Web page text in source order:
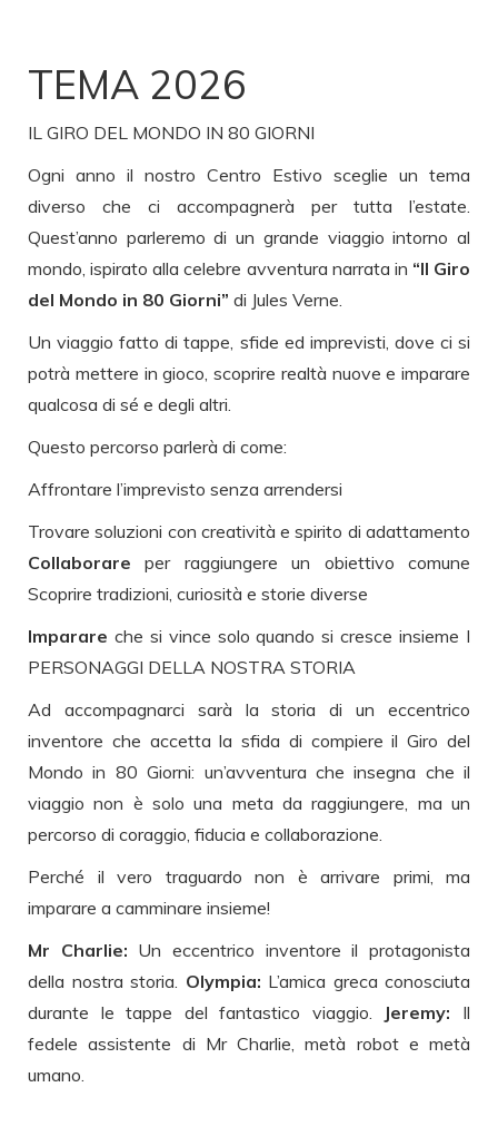
TEMA 2026
IL GIRO DEL MONDO IN 80 GIORNI
Ogni anno il nostro Centro Estivo sceglie un tema
diverso che ci accompagnerà per tutta l’estate.
Quest’anno parleremo di un grande viaggio intorno al
mondo, ispirato alla celebre avventura narrata in “Il Giro
del Mondo in 80 Giorni” di Jules Verne.
Un viaggio fatto di tappe, sfide ed imprevisti, dove ci si
potrà mettere in gioco, scoprire realtà nuove e imparare
qualcosa di sé e degli altri.
Questo percorso parlerà di come:
Affrontare l’imprevisto senza arrendersi
Trovare soluzioni con creatività e spirito di adattamento
Collaborareper raggiungere un obiettivo comune
Scoprire tradizioni, curiosità e storie diverse
Imparare che si vince solo quando si cresce insieme I
PERSONAGGI DELLA NOSTRA STORIA
Ad accompagnarci sarà la storia di un eccentrico
inventore che accetta la sfida di compiere il Giro del
Mondo in 80 Giorni: un’avventura che insegna che il
viaggio non è solo una meta da raggiungere, ma un
percorso di coraggio, fiducia e collaborazione.
Perché il vero traguardo non è arrivare primi, ma
imparare a camminare insieme!
Mr Charlie: Un eccentrico inventore il protagonista
della nostra storia. Olympia: L’amica greca conosciuta
durante le tappe del fantastico viaggio.
Jeremy: Il
fedele assistente di Mr Charlie, metà robot e metà
umano.